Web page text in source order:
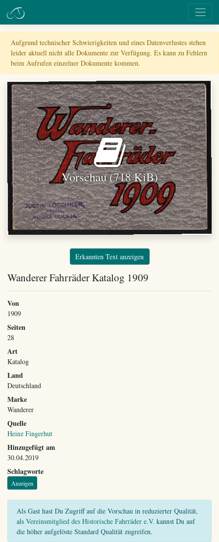
Aufgrund technischer Schwierigkeiten und eines Datenverlustes stehen
leider aktuell nicht alle Dokumente zur Verfügung. Es kann zu Fehlern
beim Aufrufen einzelner Dokumente kommen.
Vorschau (718 KiB)
Erkannten Text anzeigen
Wanderer Fahrräder Katalog 1909
Von
1909
Seiten
28
Art
Katalog
Land
Deutschland
Marke
Wanderer
Quelle
Heinz Fingerhut
Hinzugefügt am
30.04.2019
Schlagworte
Anzeigen
Als Gast hast Du Zugriff auf die Vorschau in reduzierter Qualität,
als Vereinsmitglied des Historische Fahrräder e.V. kannst Du auf
die höher aufgelöste Standard Qualität zugreifen.